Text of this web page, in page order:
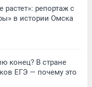
репортаж с
в истории Омска
конец? В стране
ЕГЭ — почему это